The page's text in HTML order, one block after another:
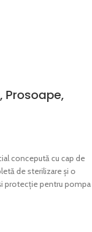
Prosoape,
concepută cu cap de
de sterilizare și o
protecție pentru pompa